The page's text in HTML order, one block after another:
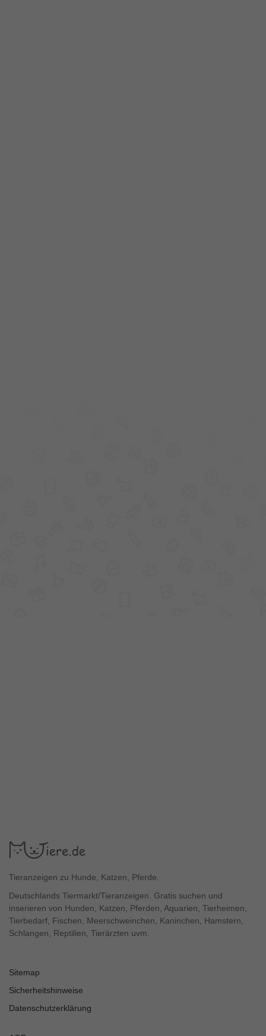
Tieranzeigen zu Hunde, Katzen, Pferde.
Deutschlands Tiermarkt/Tieranzeigen. Gratis suchen und
inserieren von Hunden, Katzen, Pferden, Aquarien, Tierheimen,
Tierbedarf, Fischen, Meerschweinchen, Kaninchen, Hamstern,
Schlangen, Reptilien, Tierärzten uvm.
Sitemap
Sicherheitshinweise
Datenschutzerklärung